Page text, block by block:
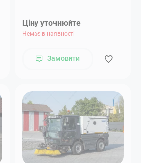
Ціну уточнюйте
Немає в наявності
Замовити